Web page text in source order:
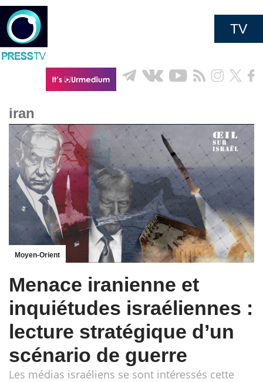
TV
iran
Moyen-Orient
Menace iranienne et
inquiétudes israéliennes :
lecture stratégique d’un
scénario de guerre
Les médias israéliens se sont intéressés cette